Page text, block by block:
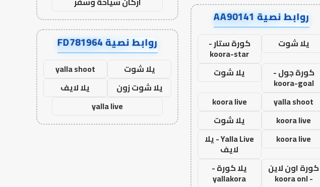
روابط نصية AA90141
يلا شوت كورة ستار -
koora-star
كورة جول -
koora-goal
يلا شوت
yalla shoot
koora live
koora live
يلا شوت
koora live
Yalla Live - يلا
لايف
كورة اون لاين
- koora onl
يلا كورة -
yallakora
روابط نصية FD781964
يلا شوت
yalla shoot
يلا شوت زون
يلا لايف
yalla live